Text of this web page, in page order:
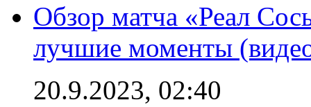
Обзор матча «Реал
лучшие моменты
20.9.2023, 02:40